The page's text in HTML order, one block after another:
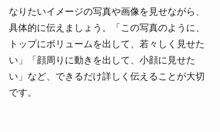
なりたいイメージの写真や画像を見せながら、
具体的に伝えましょう。「この写真のように、
トップにボリュームを出して、若々しく見せた
い」「顔周りに動きを出して、小顔に見せた
い」など、できるだけ詳しく伝えることが大切
です。